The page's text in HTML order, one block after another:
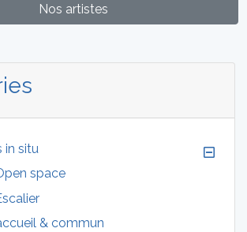
Nos artistes
in situ
space
& commun